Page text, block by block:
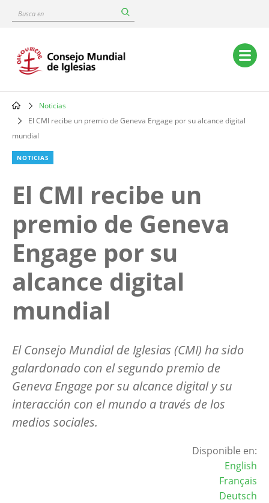
content
Busca
Main
navigation
Breadcrumb
Noticias
El CMI recibe un premio de Geneva Engage por su alcance digital
mundial
NOTICIAS
El CMI recibe un
premio de Geneva
Engage por su
alcance digital
mundial
El Consejo Mundial de Iglesias (CMI) ha sido
galardonado con el segundo premio de
Geneva Engage por su alcance digital y su
interacción con el mundo a través de los
medios sociales.
Disponible en:
English
Français
Deutsch